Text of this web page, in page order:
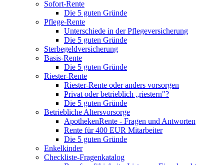
Sofort-Rente
Die 5 guten Gründe
Pflege-Rente
Unterschiede in der Pflegeversicherung
Die 5 guten Gründe
Sterbegeldversicherung
Basis-Rente
Die 5 guten Gründe
Riester-Rente
Riester-Rente oder anders vorsorgen
Privat oder betrieblich „riestern"?
Die 5 guten Gründe
Betriebliche Altersvorsorge
ApothekenRente - Fragen und Antworten
Rente für 400 EUR Mitarbeiter
Die 5 guten Gründe
Enkelkinder
Checkliste-Fragenkatalog